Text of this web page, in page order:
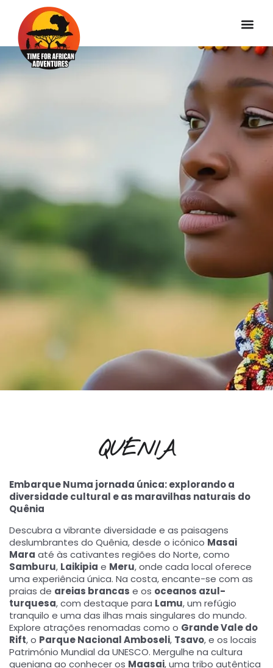
QUÉNIA
Embarque Numa jornada única: explorando a
diversidade cultural e as maravilhas naturais do
Quênia
Descubra a vibrante diversidade e as paisagens
deslumbrantes do Quênia, desde o icónico Masai
Mara até às cativantes regiões do Norte, como
Samburu, Laikipia e Meru, onde cada local oferece
uma experiência única. Na costa, encante-se com as
praias de areias brancas e os oceanos azul-
turquesa, com destaque para Lamu, um refúgio
tranquilo e uma das ilhas mais singulares do mundo.
Explore atrações renomadas como o Grande Vale do
Rift, o Parque Nacional Amboseli, Tsavo, e os locais
Património Mundial da UNESCO. Mergulhe na cultura
queniana ao conhecer os Maasai, uma tribo autêntica